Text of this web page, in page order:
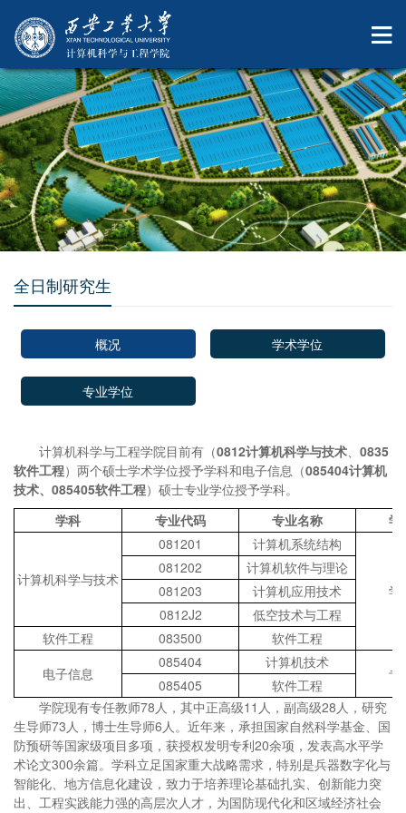
全日制研究生
概况 学术学位
专业学位
计算机科学与工程学院目前有（0812计算机科学与技术、 0835
软件工程）两个硕士学术学位授予学科和电子信息（085404计算机
技术、 085405软件工程）硕士专业学位授予学科。
学科
专业代码 专业名称 学
计算机科学与技术
081201 计算机系统结构
学
081202
计算机软件与理论
081203
计算机应用技术
0812J2
低空技术与工程
软件工程
083500
软件工程
电子信息
085404 计算机技术
专
085405
软件工程
学院现有专任教师78人，其中正高级11人，副高级28人，研究
生导师73人，博士生导师6人。近年来，承担国家自然科学基金、国
防预研等国家级项目多项，获授权发明专利20余项，发表高水平学
术论文300余篇。学科立足国家重大战略需求，特别是兵器数字化与
智能化、地方信息化建设，致力于培养理论基础扎实、创新能力突
出、工程实践能力强的高层次人才，为国防现代化和区域经济社会